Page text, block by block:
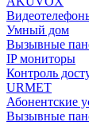
Умный дом
Вызывные
IP мониторы
Контроль
URMET
Абонентские
Вызывные